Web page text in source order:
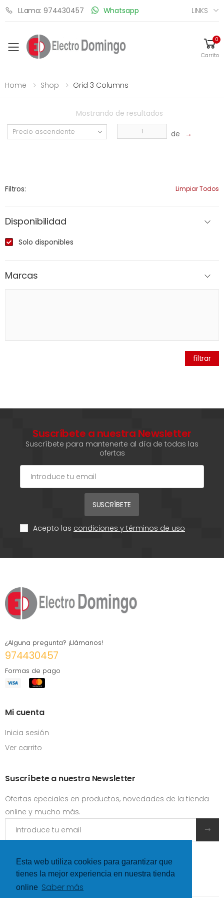
Esta web utiliza cookies para garantizar que
tienes la mejor experiencia en nuestra tienda
online Saber más
LLama: 974430457 Whatsapp LINKS
Toggle mobile menu
0
Carrito
Home Shop Grid 3 Columns
Mostrando de resultados
de →
Filtros: Limpiar Todos
Disponibilidad
Solo disponibles
Marcas
filtrar
Suscríbete a nuestra Newsletter
Suscríbete para mantenerte al día de todas las
ofertas
SUSCRÍBETE
Acepto las condiciones y términos de uso
¿Alguna pregunta? ¡Llámanos!
974430457
Formas de pago
Mi cuenta
Inicia sesión
Ver carrito
Suscríbete a nuestra Newsletter
Ofertas epeciales en productos, novedades de la tienda
online y mucho más.